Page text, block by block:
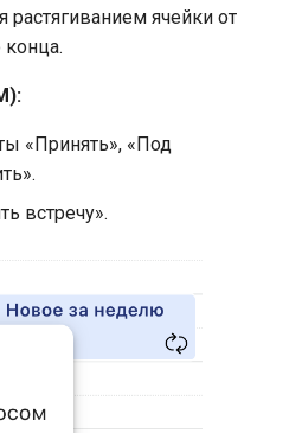
растягиванием ячейки от
«Принять», «Под
встречу».